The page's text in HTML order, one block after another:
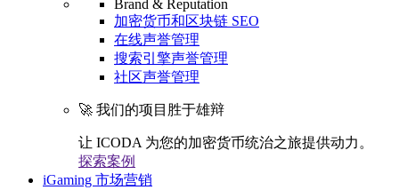
Brand & Reputation
加密货币和区块链 SEO
在线声誉管理
搜索引擎声誉管理
社区声誉管理
🚀 我们的项目胜于雄辩
让 ICODA 为您的加密货币统治之旅提供动力。
探索案例
iGaming 市场营销